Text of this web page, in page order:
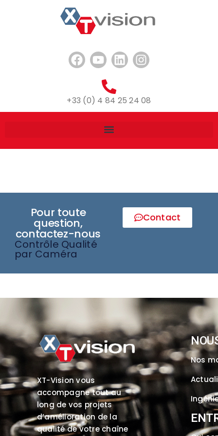
+33 (0) 4 84 25 24 08
Contact
Contrôle Qualité
par Caméra
Pour toute
question,
contactez-nous
XT-Vision vous
accompagne tout au
long de vos projets
d’amélioration de la
qualité de votre chaîne
Nos